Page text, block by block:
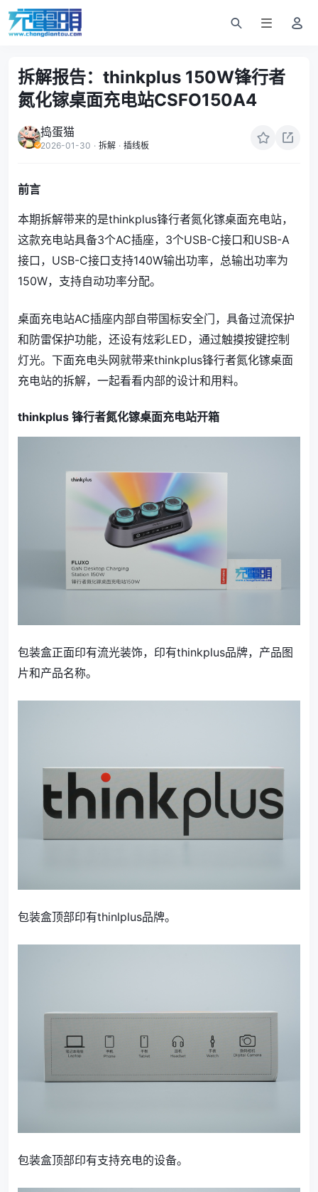
拆解报告：thinkplus 150W锋行者
氮化镓桌面充电站CSFO150A4
捣蛋猫
2026-01-30 · 拆解 · 插线板
前言
本期拆解带来的是thinkplus锋行者氮化镓桌面充电站，
这款充电站具备3个AC插座，3个USB-C接口和USB-A
接口，USB-C接口支持140W输出功率，总输出功率为
150W，支持自动功率分配。
桌面充电站AC插座内部自带国标安全门，具备过流保护
和防雷保护功能，还设有炫彩LED，通过触摸按键控制
灯光。下面充电头网就带来thinkplus锋行者氮化镓桌面
充电站的拆解，一起看看内部的设计和用料。
thinkplus 锋行者氮化镓桌面充电站开箱
包装盒正面印有流光装饰，印有thinkplus品牌，产品图
片和产品名称。
包装盒顶部印有thinlplus品牌。
包装盒顶部印有支持充电的设备。